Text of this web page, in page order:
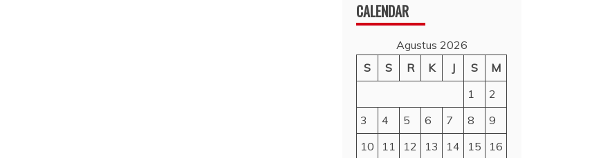
CALENDAR
Agustus 2026
S
S R K J S
M
1
2
3
4 5 6 7 8
9
10
11 12 13 14 15
16